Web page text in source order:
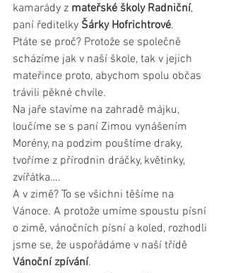
kamarády z mateřské školy Radniční,
paní ředitelky Šárky Hofrichtrové.
Ptáte se proč? Protože se společně
scházíme jak v naší škole, tak v jejich
mateřince proto, abychom spolu občas
trávili pěkné chvíle.
Na jaře stavíme na zahradě májku,
loučíme se s paní Zimou vynášením
Morény, na podzim pouštíme draky,
tvoříme z přírodnin dráčky, květinky,
zvířátka….
A v zimě? To se všichni těšíme na
Vánoce. A protože umíme spoustu písní
o zimě, vánočních písní a koled, rozhodli
jsme se, že uspořádáme v naší třídě
Vánoční zpívání.